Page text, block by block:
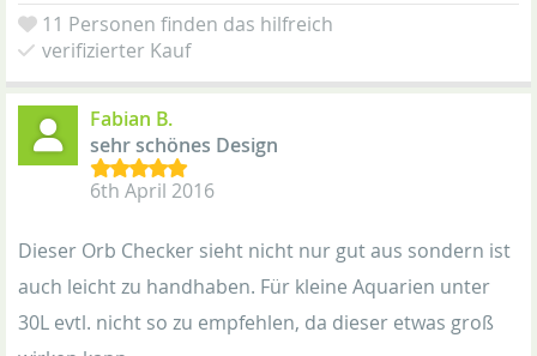
11 Personen finden das hilfreich
verifizierter Kauf
Fabian B.
sehr schönes Design
6th April 2016
Dieser Orb Checker sieht nicht nur gut aus sondern ist
auch leicht zu handhaben. Für kleine Aquarien unter
30L evtl. nicht so zu empfehlen, da dieser etwas groß